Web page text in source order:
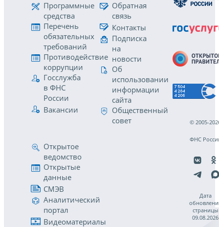
Программные
средства
Перечень
обязательных
требований
Противодействие
коррупции
Госслужба
в ФНС
России
Вакансии
Обратная
связь
Контакты
Подписка
на
новости
Об
использовании
информации
сайта
Общественный
совет
Открытое
ведомство
Открытые
данные
СМЭВ
Аналитический
портал
Видеоматериалы
© 2005-
ФНС
Дата
страницы
09.08.2026